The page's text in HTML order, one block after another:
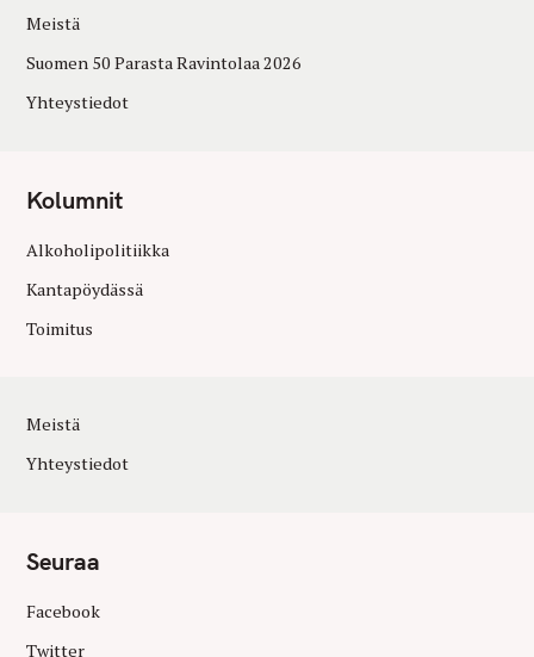
Meistä
Suomen 50 Parasta Ravintolaa 2026
Yhteystiedot
Kolumnit
Alkoholipolitiikka
Kantapöydässä
Toimitus
Meistä
Yhteystiedot
Seuraa
Facebook
Twitter